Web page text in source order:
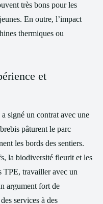
très bons pour les
En outre, l’impact
thermiques ou
et
signé un contrat avec une
pâturent le parc
les bords des sentiers.
la biodiversité fleurit et les
TPE, travailler avec un
argument fort de
services à des